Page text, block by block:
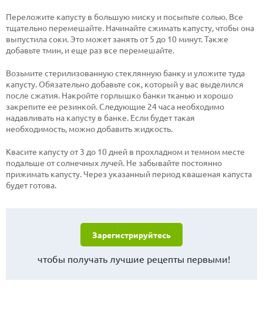
Переложите капусту в большую миску и посыпьте солью. Все
тщательно перемешайте. Начинайте сжимать капусту, чтобы она
выпустила соки. Это может занять от 5 до 10 минут. Также
добавьте тмин, и еще раз все перемешайте.
Возьмите стерилизованную стеклянную банку и уложите туда
капусту. Обязательно добавьте сок, который у вас выделился
после сжатия. Накройте горлышко банки тканью и хорошо
закрепите ее резинкой. Следующие 24 часа необходимо
надавливать на капусту в банке. Если будет такая
необходимость, можно добавить жидкость.
Квасите капусту от 3 до 10 дней в прохладном и темном месте
подальше от солнечных лучей. Не забывайте постоянно
прижимать капусту. Через указанный период квашеная капуста
будет готова.
Зарегистрируйтесь
чтобы получать лучшие рецепты первыми!